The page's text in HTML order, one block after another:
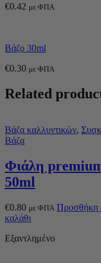
€0.42 με ΦΠΑ
Βάζο 30ml
€0.30 με ΦΠΑ
Related
Βάζα καλλυντικών,
Βάζα
Φιάλη
50ml
€0.80 με ΦΠΑ Προσθήκη
καλάθι
Εξαντλημένο